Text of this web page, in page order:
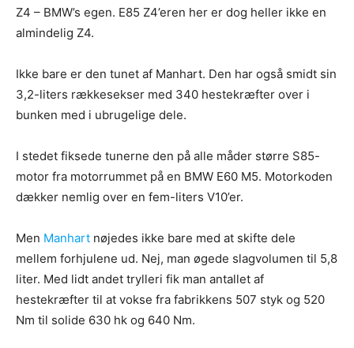
Z4 – BMW’s egen. E85 Z4’eren her er dog heller ikke en
almindelig Z4.
Ikke bare er den tunet af Manhart. Den har også smidt sin
3,2-liters rækkesekser med 340 hestekræfter over i
bunken med i ubrugelige dele.
I stedet fiksede tunerne den på alle måder større S85-
motor fra motorrummet på en BMW E60 M5. Motorkoden
dækker nemlig over en fem-liters V10’er.
Men Manhart nøjedes ikke bare med at skifte dele
mellem forhjulene ud. Nej, man øgede slagvolumen til 5,8
liter. Med lidt andet trylleri fik man antallet af
hestekræfter til at vokse fra fabrikkens 507 styk og 520
Nm til solide 630 hk og 640 Nm.